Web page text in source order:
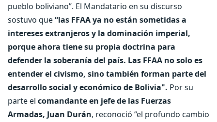
pueblo boliviano”. El Mandatario en su discurso
sostuvo que“las FFAA ya no están sometidas a
intereses extranjeros y la dominación imperial,
porque ahora tiene su propia doctrina para
defender la soberanía del país. Las FFAA no solo es
entender el civismo, sino también forman parte del
desarrollo social y económico de Bolivia". Por su
parte el comandante en jefe de las Fuerzas
Armadas, Juan Durán, reconoció “el profundo cambio